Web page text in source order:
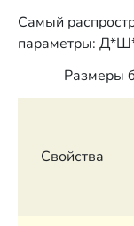
Самый
параметры:
Размеры
Свойства